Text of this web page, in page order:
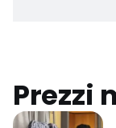
Prezzi